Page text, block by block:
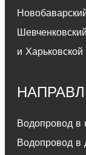
и Харьковской
Водопровод в
Водопровод в